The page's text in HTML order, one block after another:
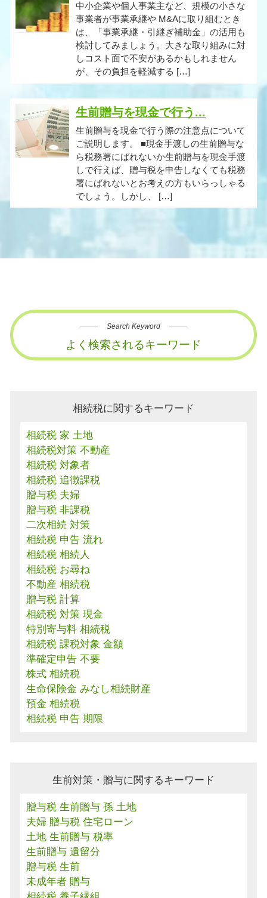
中小企業や個人事業主など、規模の小さな
事業者が事業承継や M&Aに取り組むとき
は、「事業承継・引継ぎ補助金」の活用も
検討してみましょう。大きな取り組みに対
しコスト面で不安があるかもしれません
が、その負担を軽減する […]
生前贈与を現金で行う...
生前贈与を現金で行う際の注意点について
ご説明します。 ■現金手渡しの生前贈与な
ら税務署にばれないか生前贈与を現金手渡
しで行えば、贈与税を申告しなくても税務
署にばれないとお考えの方もいらっしゃる
でしょう。しかし、 […]
Search Keyword
よく検索されるキーワード
相続税に関するキーワード
相続税 家 土地
相続税対策 不動産
相続税 対象者
相続税 追徴課税
贈与税 夫婦
贈与税 非課税
二次相続 対策
相続税 申告 流れ
相続税 相続人
相続税 お尋ね
不動産 相続税
贈与税 計算
相続税 対策 現金
特別寄与料 相続税
相続税 課税対象 金額
準確定申告 不要
株式 相続税
生命保険金 みなし相続財産
預金 相続税
相続税 申告 期限
生前対策・贈与に関するキーワード
贈与税 生前贈与 孫 土地
夫婦 贈与税 住宅ローン
土地 生前贈与 税率
生前贈与 遺留分
贈与税 生前
未成年者 贈与